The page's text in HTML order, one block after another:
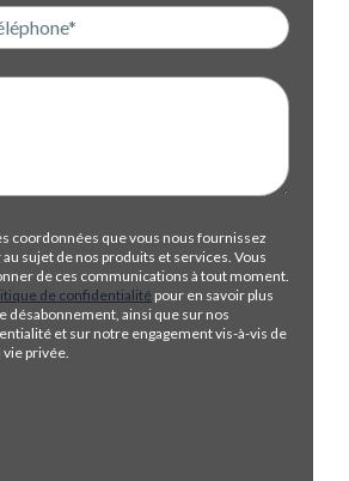
coordonnées que vous nous fournissez
sujet de nos produits et services. Vous
de ces communications à tout moment.
de confidentialité pour en savoir plus
désabonnement, ainsi que sur nos
et sur notre engagement vis-à-vis de
privée.